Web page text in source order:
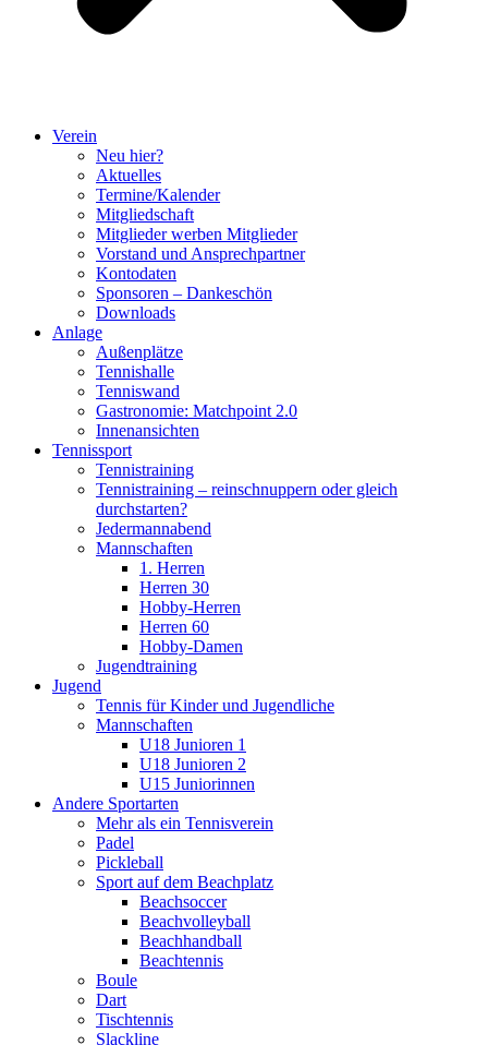
Verein
Neu hier?
Aktuelles
Termine/Kalender
Mitgliedschaft
Mitglieder werben Mitglieder
Vorstand und Ansprechpartner
Kontodaten
Sponsoren – Dankeschön
Downloads
Anlage
Außenplätze
Tennishalle
Tenniswand
Gastronomie: Matchpoint 2.0
Innenansichten
Tennissport
Tennistraining
Tennistraining – reinschnuppern oder gleich
durchstarten?
Jedermannabend
Mannschaften
1. Herren
Herren 30
Hobby-Herren
Herren 60
Hobby-Damen
Jugendtraining
Jugend
Tennis für Kinder und Jugendliche
Mannschaften
U18 Junioren 1
U18 Junioren 2
U15 Juniorinnen
Andere Sportarten
Mehr als ein Tennisverein
Padel
Pickleball
Sport auf dem Beachplatz
Beachsoccer
Beachvolleyball
Beachhandball
Beachtennis
Boule
Dart
Tischtennis
Slackline